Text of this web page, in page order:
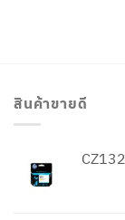
สินค้าขายดี